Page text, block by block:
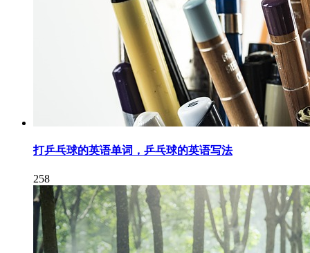
打乒乓球的英语单词，乒乓球的英语写法
258